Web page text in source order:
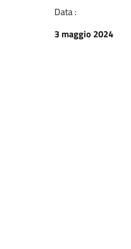
Data :
3 maggio 2024